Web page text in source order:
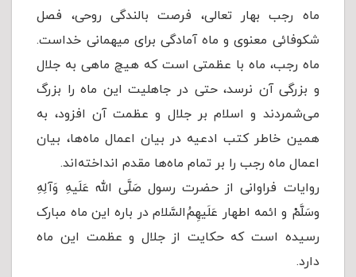
ماه رجب بهار تعالی، فرصت بالندگی روحی، فصل
شکوفائی معنوی و ماه آمادگی برای میهمانی خداست.
ماه رجب، ماه با عظمتی است که هیچ ماهی به جلال
و بزرگی آن نرسد، حتی در جاهلیت این ماه را بزرگ
می‌شمردند و اسلام بر جلال و عظمت آن افزود، به
همین خاطر کتب ادعیه در بیان اعمال ماه‌ها، بیان
اعمال ماه رجب را بر تمام ماه‌ها مقدم انداخته‌اند.
روایات فراوانی از حضرت رسول صَلَّى الله عَلَیهِ وَآلِهِ
وسَلَّمْ و ائمه اطهار عَلَیهِمُ‌السَّلام در باره این ماه مبارک
رسیده است که حکایت از جلال و عظمت این ماه
دارد.